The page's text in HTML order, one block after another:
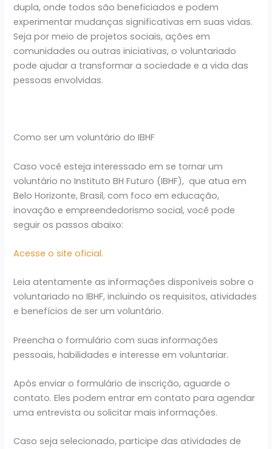
dupla, onde todos são beneficiados e podem
experimentar mudanças significativas em suas vidas.
Seja por meio de projetos sociais, ações em
comunidades ou outras iniciativas, o voluntariado
pode ajudar a transformar a sociedade e a vida das
pessoas envolvidas.
Como ser um voluntário do IBHF
Caso você esteja interessado em se tornar um
voluntário no Instituto BH Futuro (IBHF), que atua em
Belo Horizonte, Brasil, com foco em educação,
inovação e empreendedorismo social, você pode
seguir os passos abaixo:
Acesse o site oficial.
Leia atentamente as informações disponíveis sobre o
voluntariado no IBHF, incluindo os requisitos, atividades
e benefícios de ser um voluntário.
Preencha o formulário com suas informações
pessoais, habilidades e interesse em voluntariar.
Após enviar o formulário de inscrição, aguarde o
contato. Eles podem entrar em contato para agendar
uma entrevista ou solicitar mais informações.
Caso seja selecionado, participe das atividades de